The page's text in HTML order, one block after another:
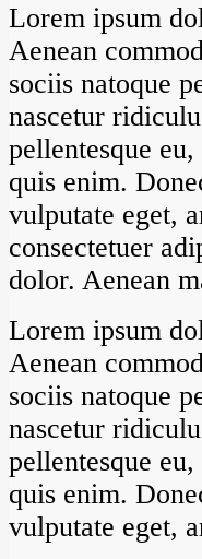
Lorem ipsum
Aenean
sociis natoque
nascetur
pellentesque
quis enim.
vulputate eget,
consectetuer
dolor. Aenean
Lorem ipsum
Aenean
sociis natoque
nascetur
pellentesque
quis enim.
vulputate eget,